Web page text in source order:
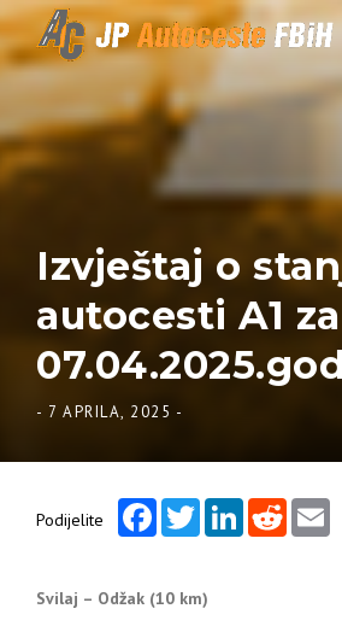
Skip to content
Izvještaj o
autocesti A1 za
07.04.2025.god
- 7 APRILA, 2025 -
Podijelite
FacebookTwitterLinkedInReddit
Svilaj – Odžak (10 km)